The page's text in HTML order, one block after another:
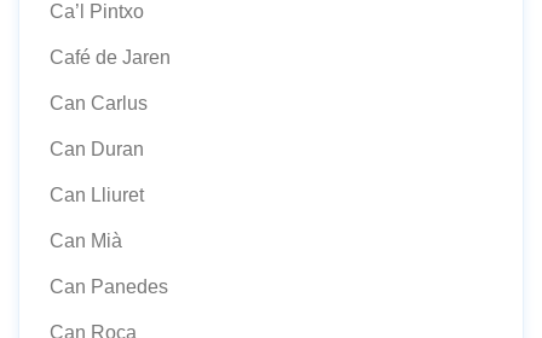
Ca’l Pintxo
Café de Jaren
Can Carlus
Can Duran
Can Lliuret
Can Mià
Can Panedes
Can Roca